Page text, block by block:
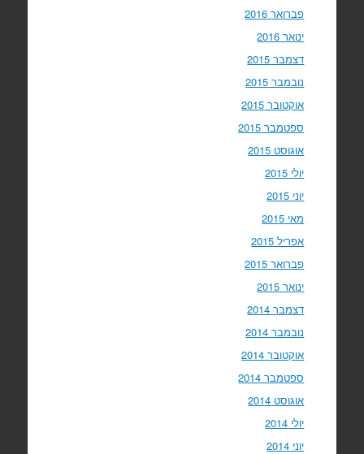
פברואר 2016
ינואר 2016
דצמבר 2015
נובמבר 2015
אוקטובר 2015
ספטמבר 2015
אוגוסט 2015
יולי 2015
יוני 2015
מאי 2015
אפריל 2015
פברואר 2015
ינואר 2015
דצמבר 2014
נובמבר 2014
אוקטובר 2014
ספטמבר 2014
אוגוסט 2014
יולי 2014
יוני 2014